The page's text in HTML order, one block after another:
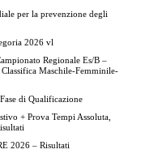
per la prevenzione degli
2026 vl
Regionale Es/B –
Maschile-Femminile-
di Qualificazione
+ Prova Tempi Assoluta,
2026 – Risultati